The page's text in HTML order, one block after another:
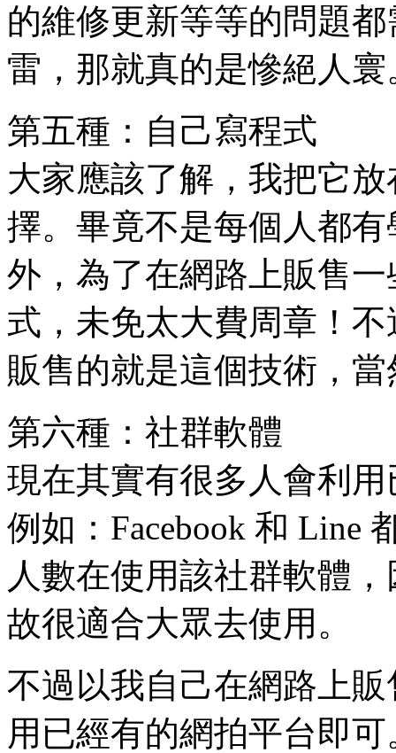
的維修更新等等的問題
雷，那就真的是慘絕人寰
第五種：自己寫程式
大家應該了解，我把它
擇。畢竟不是每個人都
外，為了在網路上販售
式，未免太大費周章！
販售的就是這個技術，
第六種：社群軟體
現在其實有很多人會利
例如：Facebook 和 Line
人數在使用該社群軟體
故很適合大眾去使用。
不過以我自己在網路上
用已經有的網拍平台即